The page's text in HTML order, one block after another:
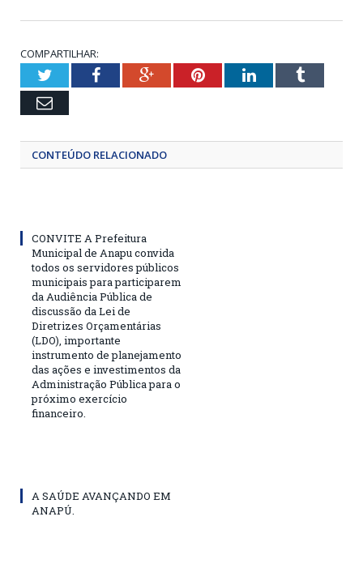
COMPARTILHAR:
TwitterFacebookGoogle+PinterestLinkedInTumblr
Email
CONTEÚDO RELACIONADO
CONVITE A Prefeitura
Municipal de Anapu convida
todos os servidores públicos
municipais para participarem
da Audiência Pública de
discussão da Lei de
Diretrizes Orçamentárias
(LDO), importante
instrumento de planejamento
das ações e investimentos da
Administração Pública para o
próximo exercício
financeiro.
A SAÚDE AVANÇANDO EM
ANAPÚ.